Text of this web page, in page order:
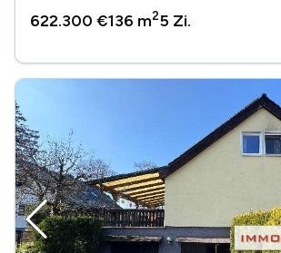
622.300 €136 m25 Zi.